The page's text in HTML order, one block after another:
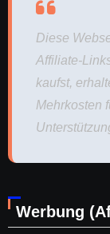
Diese
Affiliate-
kaufst,
Mehrkosten
Werbung